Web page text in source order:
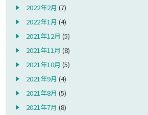
2022年2月 (7)
2022年1月 (4)
2021年12月 (5)
2021年11月 (8)
2021年10月 (5)
2021年9月 (4)
2021年8月 (5)
2021年7月 (8)